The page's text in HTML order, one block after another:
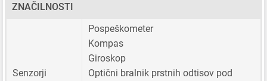
ZNAČILNOSTI
Senzorji
Pospeškometer
Kompas
Giroskop
Optični bralnik prstnih odtisov pod